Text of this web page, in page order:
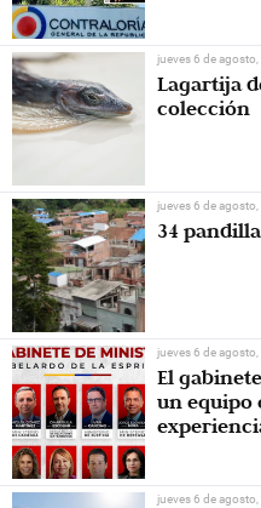
jueves 6 de
Lagartija
colección
jueves 6 de
34
jueves 6 de
El
un equipo
jueves 6 de